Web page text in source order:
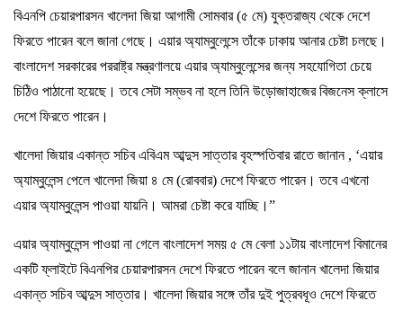
বিএনপি চেয়ারপারসন খালেদা জিয়া আগামী সোমবার (৫ মে) যুক্তরাজ্য থেকে দেশে
ফিরতে পারেন বলে জানা গেছে। এয়ার অ্যাম্বুলেন্সে তাঁকে ঢাকায় আনার চেষ্টা চলছে।
বাংলাদেশ সরকারের পররাষ্ট্র মন্ত্রণালয়ে এয়ার অ্যাম্বুলেন্সের জন্য সহযোগিতা চেয়ে
চিঠিও পাঠানো হয়েছে। তবে সেটা সম্ভব না হলে তিনি উড়োজাহাজের বিজনেস ক্লাসে
দেশে ফিরতে পারেন।
খালেদা জিয়ার একান্ত সচিব এবিএম আব্দুস সাত্তার বৃহস্পতিবার রাতে জানান , ‘এয়ার
অ্যাম্বুলেন্স পেলে খালেদা জিয়া ৪ মে (রোববার) দেশে ফিরতে পারেন। তবে এখনো
এয়ার অ্যাম্বুলেন্স পাওয়া যায়নি। আমরা চেষ্টা করে যাচ্ছি।”
এয়ার অ্যাম্বুলেন্স পাওয়া না গেলে বাংলাদেশ সময় ৫ মে বেলা ১১টায় বাংলাদেশ বিমানের
একটি ফ্লাইটে বিএনপির চেয়ারপারসন দেশে ফিরতে পারেন বলে জানান খালেদা জিয়ার
একান্ত সচিব আব্দুস সাত্তার। খালেদা জিয়ার সঙ্গে তাঁর দুই পুত্রবধূও দেশে ফিরতে